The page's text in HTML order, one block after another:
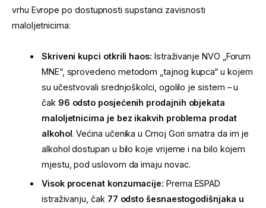
vrhu Evrope po dostupnosti supstanci zavisnosti
maloljetnicima:
Skriveni kupci otkrili haos: Istraživanje NVO „Forum
MNE“, sprovedeno metodom „tajnog kupca“ u kojem
su učestvovali srednjoškolci, ogolilo je sistem – u
čak 96 odsto posjećenih prodajnih objekata
maloljetnicima je bez ikakvih problema prodat
alkohol. Većina učenika u Crnoj Gori smatra da im je
alkohol dostupan u bilo koje vrijeme i na bilo kojem
mjestu, pod uslovom da imaju novac.
Visok procenat konzumacije: Prema ESPAD
istraživanju, čak 77 odsto šesnaestogodišnjaka u